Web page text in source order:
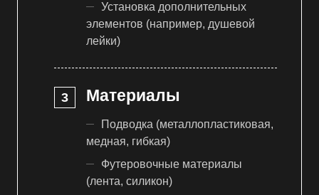
Установка дополнительных
элементов (например, душевой
лейки)
Материалы
Подводка (металлопластиковая,
медная, гибкая)
Футеровочные материалы
(лента, силикон)